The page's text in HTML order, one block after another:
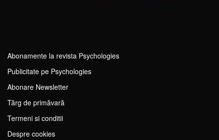
Abonamente la revista Psychologies
Publicitate pe Psychologies
Abonare Newsletter
Tărg de primăvară
Termeni si conditii
Despre cookies